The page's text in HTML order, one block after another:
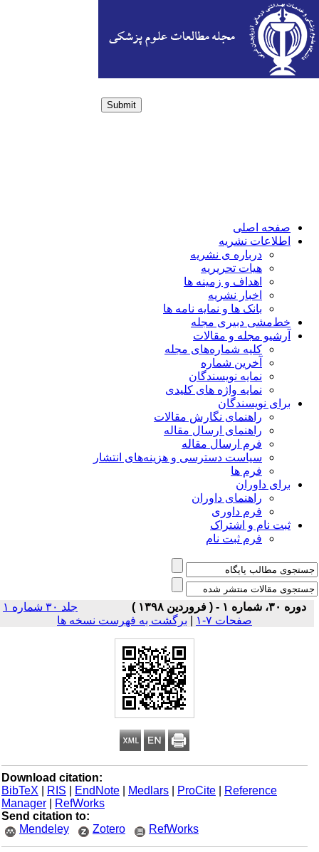
Submit
صفحه اصلی
اطلاعات نشریه
درباره ی نشریه
هیات تحریریه
اهداف و زمینه ها
اخبار نشریه
بانک ها و نمایه نامه ها
خط‌مشی دبیری مجله
آرشیو مجله و مقالات
کلیه شماره‌های مجله
آخرین شماره
نمایه نویسندگان
نمایه واژه های کلیدی
برای نویسندگان
راهنمای نگارش مقالات
راهنمای ارسال مقاله
فرم ارسال مقاله
سیاست دسترسی و هزینه‌های انتشار
فرم ها
برای داوران
راهنمای داوران
فرم داوری
ثبت نام و اشتراک
فرم ثبت نام
دوره ۳۰، شماره ۱ - ( فروردین ۱۳۹۸ )
جلد ۳۰ شماره ۱
صفحات ۷-۱
| برگشت به فهرست نسخه ها
Download citation:
BibTeX
| RIS |EndNote |Medlars |ProCite |Reference
Manager
|RefWorks
Send citation to:
Mendeley
Zotero RefWorks